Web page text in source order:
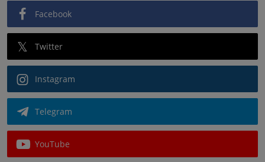
Facebook
Twitter
Instagram
Telegram
YouTube